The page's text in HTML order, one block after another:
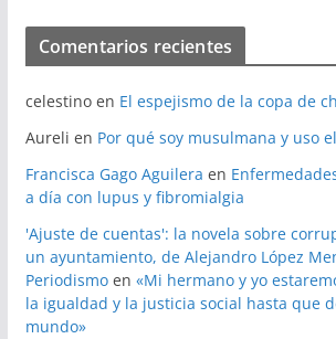
Comentarios recientes
celestinoen El espejismo de la copa de
Aureli en Por qué soy musulmana y uso
Francisca Gago Aguilera en
a día con lupus y fibromialgia
'Ajuste de cuentas': la novela sobre
un ayuntamiento, de Alejandro López
Periodismoen «Mi hermano y yo
la igualdad y la justicia social hasta que
mundo»